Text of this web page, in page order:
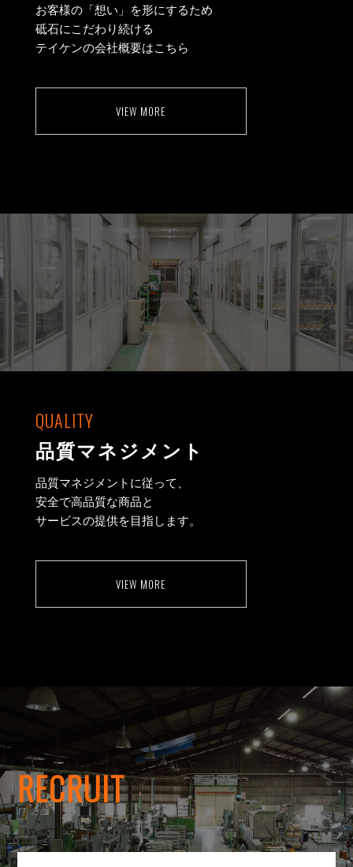
お客様の「想い」を形にするため
砥石にこだわり続ける
テイケンの会社概要はこちら
VIEW MORE
QUALITY
品質マネジメント
品質マネジメントに従って、
安全で高品質な商品と
サービスの提供を目指します。
VIEW MORE
RECRUIT